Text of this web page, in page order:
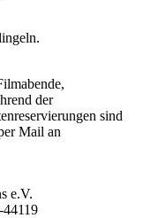
der
sind
Mail an
e.V.